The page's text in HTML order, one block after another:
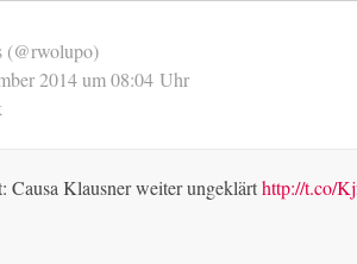
(@rwolupo)
2014 um 08:04 Uhr
Causa Klausner weiter ungeklärthttp://t.co/